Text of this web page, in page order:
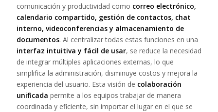
comunicación y productividad como correo electrónico,
calendario compartido, gestión de contactos, chat
interno, videoconferencias y almacenamiento de
documentos. Al centralizar todas estas funciones en una
interfaz intuitiva y fácil de usar, se reduce la necesidad
de integrar múltiples aplicaciones externas, lo que
simplifica la administración, disminuye costos y mejora la
experiencia del usuario. Esta visión de colaboración
unificada permite a los equipos trabajar de manera
coordinada y eficiente, sin importar el lugar en el que se